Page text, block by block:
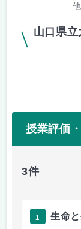
山口県
授業評価
3件
1 生命